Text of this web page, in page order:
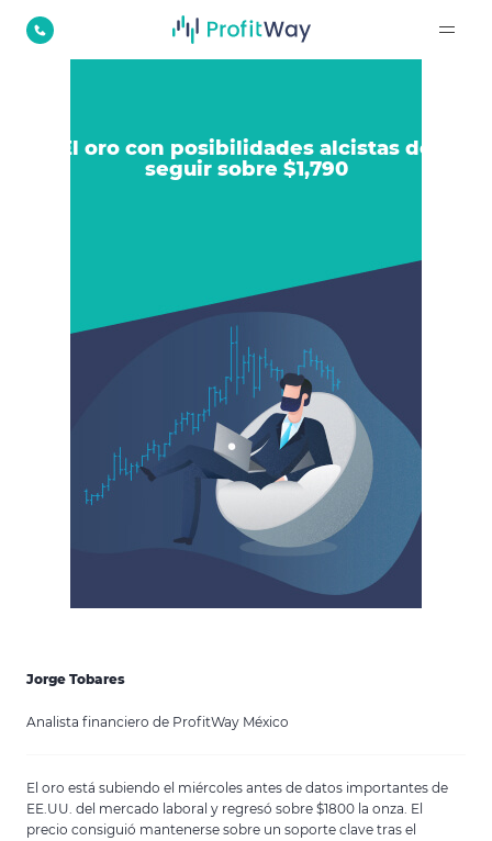
El oro con posibilidades alcistas de
seguir sobre $1,790
Jorge Tobares
Analista financiero de ProfitWay México
El oro está subiendo el miércoles antes de datos importantes de
EE.UU. del mercado laboral y regresó sobre $1800 la onza. El
precio consiguió mantenerse sobre un soporte clave tras el